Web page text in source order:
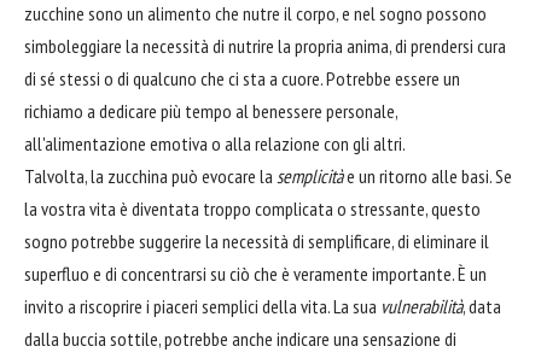
zucchine sono un alimento che nutre il corpo, e nel sogno possono
simboleggiare la necessità di nutrire la propria anima, di prendersi cura
di sé stessi o di qualcuno che ci sta a cuore. Potrebbe essere un
richiamo a dedicare più tempo al benessere personale,
all'alimentazione emotiva o alla relazione con gli altri.
Talvolta, la zucchina può evocare la semplicitàe un ritorno alle basi. Se
la vostra vita è diventata troppo complicata o stressante, questo
sogno potrebbe suggerire la necessità di semplificare, di eliminare il
superfluo e di concentrarsi su ciò che è veramente importante. È un
invito a riscoprire i piaceri semplici della vita. La sua vulnerabilità, data
dalla buccia sottile, potrebbe anche indicare una sensazione di